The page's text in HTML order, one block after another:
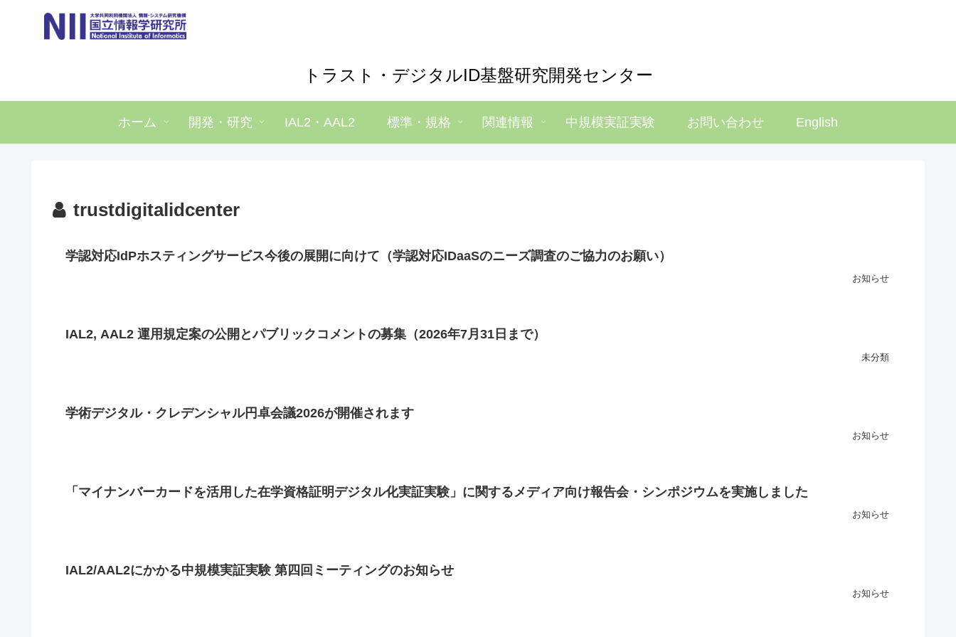
トラスト・デジタルID基盤研究開発センター
ホーム 開発・研究 IAL2・AAL2 標準・規格 関連情報 中規模実証実験 お問い合わせ English
trustdigitalidcenter
学認対応IdPホスティングサービス今後の展開に向けて（学認対応IDaaSのニーズ調査のご協力のお願い）
お知らせ
IAL2, AAL2 運用規定案の公開とパブリックコメントの募集（2026年7月31日まで）
未分類
学術デジタル・クレデンシャル円卓会議2026が開催されます
お知らせ
「マイナンバーカードを活用した在学資格証明デジタル化実証実験」に関するメディア向け報告会・シンポジウムを実施しました
お知らせ
IAL2/AAL2にかかる中規模実証実験 第四回ミーティングのお知らせ
お知らせ